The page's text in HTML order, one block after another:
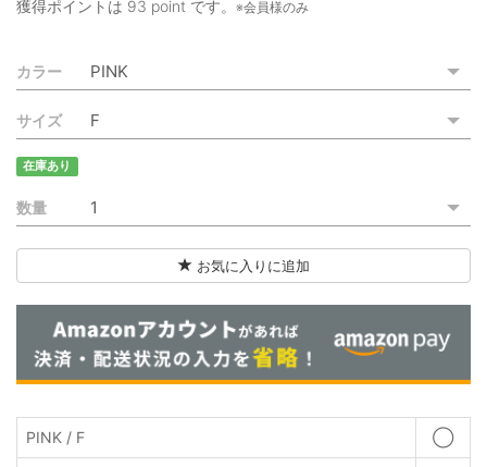
ご利用規約
獲得ポイントは 93 point です。 ※会員様のみ
カラー
サイズ
在庫あり
数量
お気に入りに追加
PINK / F ◯